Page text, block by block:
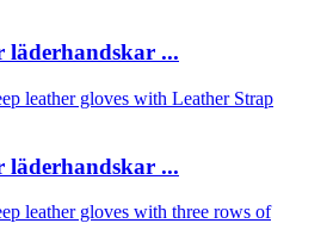
läderhandskar ...
läderhandskar ...